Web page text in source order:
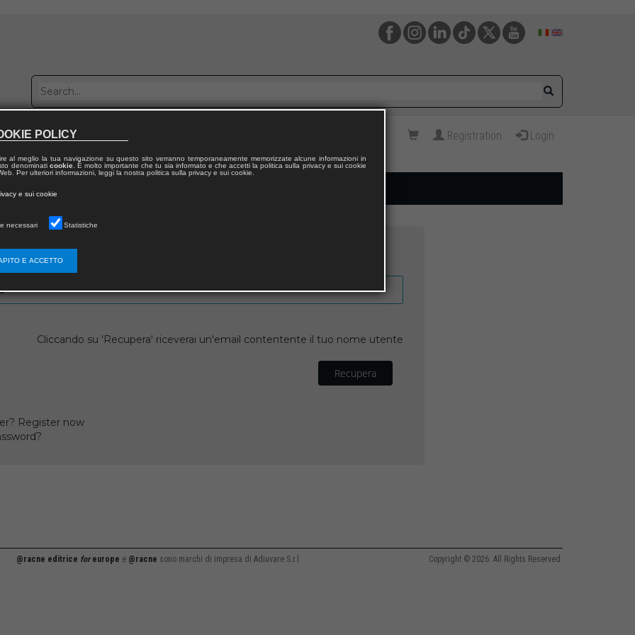
with us Registration Login
email che hai fornito in fase di registrazione
Cliccando su 'Recupera' riceverai un'email contentente il tuo nome utente
Recupera
Register now
@racne editrice foreurope e @racne sono marchi di impresa di Adiuvare S.r.l. Copyright © 2026. All Rights Reserved.
POLICY
al meglio la tua navigazione su questo sito verranno temporaneamente memorizzate alcune informazioni in
denominati cookie. È molto importante che tu sia informato e che accetti la politica sulla privacy e sui cookie
Per ulteriori informazioni, leggi la nostra politica sulla privacy e sui cookie.
e sui cookie
necessari Statistiche
E ACCETTO